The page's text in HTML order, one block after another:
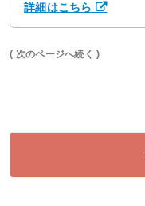
詳細はこちら
( 次のページへ続く )